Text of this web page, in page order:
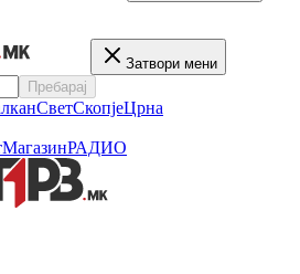
Затвори мени
Пребарај
СветСкопјеЦрна
МагазинРАДИО